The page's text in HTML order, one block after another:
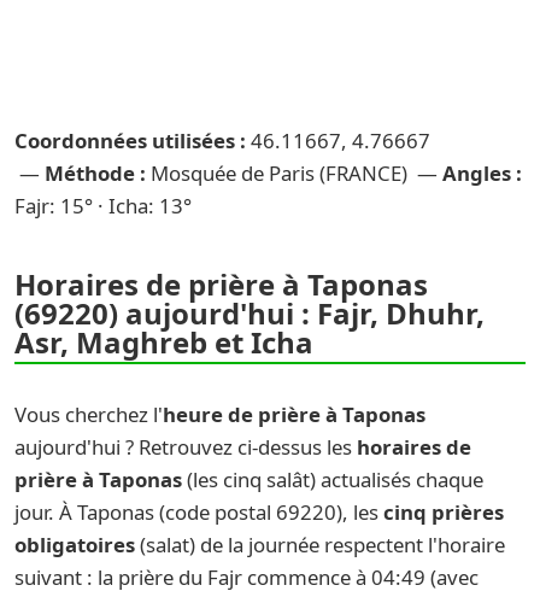
Coordonnées utilisées : 46.11667, 4.76667
— Méthode : Mosquée de Paris (FRANCE) — Angles :
Fajr: 15° · Icha: 13°
Horaires de prière à Taponas
(69220) aujourd'hui : Fajr, Dhuhr,
Asr, Maghreb et Icha
Vous cherchez l'heure de prière à Taponas
aujourd'hui ? Retrouvez ci-dessus les horaires de
prière à Taponas(les cinq salât) actualisés chaque
jour. À Taponas (code postal 69220), lescinq prières
obligatoires(salat) de la journée respectent l'horaire
suivant : la prière du Fajr commence à 04:49 (avec